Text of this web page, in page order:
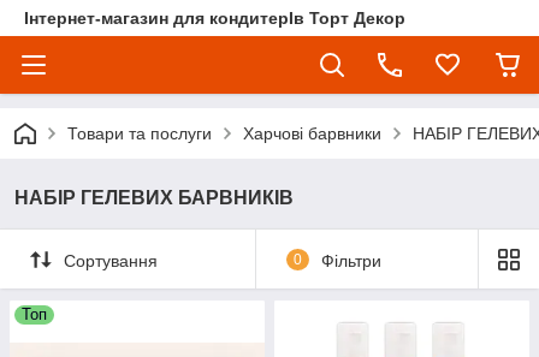
Інтернет-магазин для кондитерІв Торт Декор
Товари та послуги Харчові барвники НАБІР
НАБІР ГЕЛЕВИХ БАРВНИКІВ
Сортування 0 Фільтри
Топ